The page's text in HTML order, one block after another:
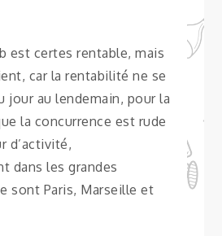
est certes rentable, mais
car la rentabilité ne se
jour au lendemain, pour la
la concurrence est rude
d’activité,
dans les grandes
sont Paris, Marseille et